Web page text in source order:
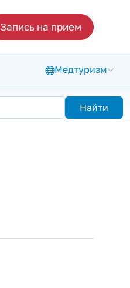
Запись на прием
Медтуризм
Найти